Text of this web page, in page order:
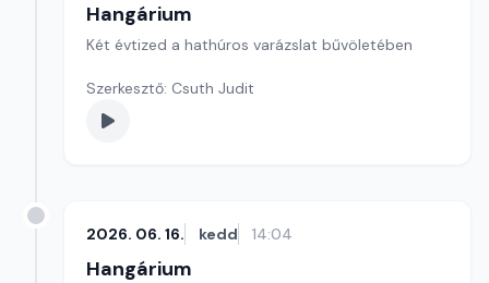
Hangárium
Két évtized a hathúros varázslat bűvöletében
Szerkesztő: Csuth Judit
2026. 06. 16. kedd 14:04
Hangárium